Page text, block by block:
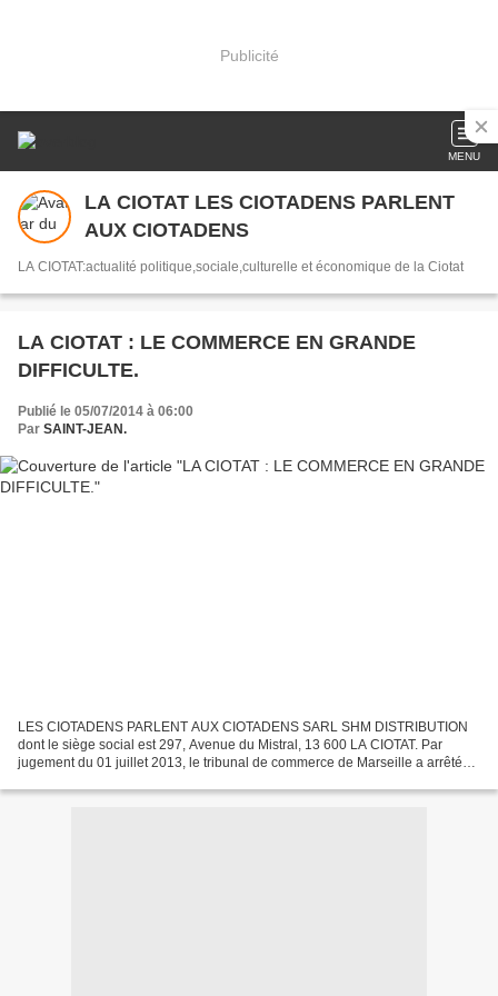
Publicité
MENU
LA CIOTAT LES CIOTADENS PARLENT
AUX CIOTADENS
LA CIOTAT:actualité politique,sociale,culturelle et économique de la Ciotat
LA CIOTAT : LE COMMERCE EN GRANDE
DIFFICULTE.
Publié le 05/07/2014 à 06:00
Par SAINT-JEAN.
LES CIOTADENS PARLENT AUX CIOTADENS SARL SHM DISTRIBUTION
dont le siège social est 297, Avenue du Mistral, 13 600 LA CIOTAT. Par
jugement du 01 juillet 2013, le tribunal de commerce de Marseille a arrêté